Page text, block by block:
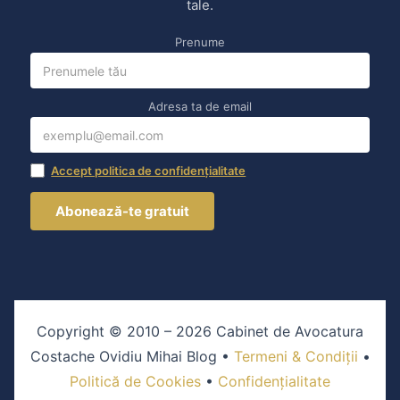
tale.
Prenume
Adresa ta de email
Accept politica de confidențialitate
Copyright © 2010 – 2026 Cabinet de Avocatura
Costache Ovidiu Mihai Blog • Termeni & Condiții •
Politică de Cookies • Confidențialitate